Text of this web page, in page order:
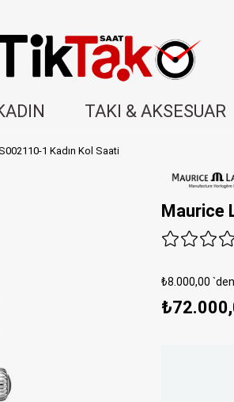
TAKI & AKSESUAR
1 Kadın Kol Saati
Maurice
₺8.000,00